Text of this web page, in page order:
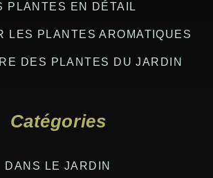
PLANTES EN DÉTAIL
LES PLANTES AROMATIQUES
DES PLANTES DU JARDIN
Catégories
DANS LE JARDIN